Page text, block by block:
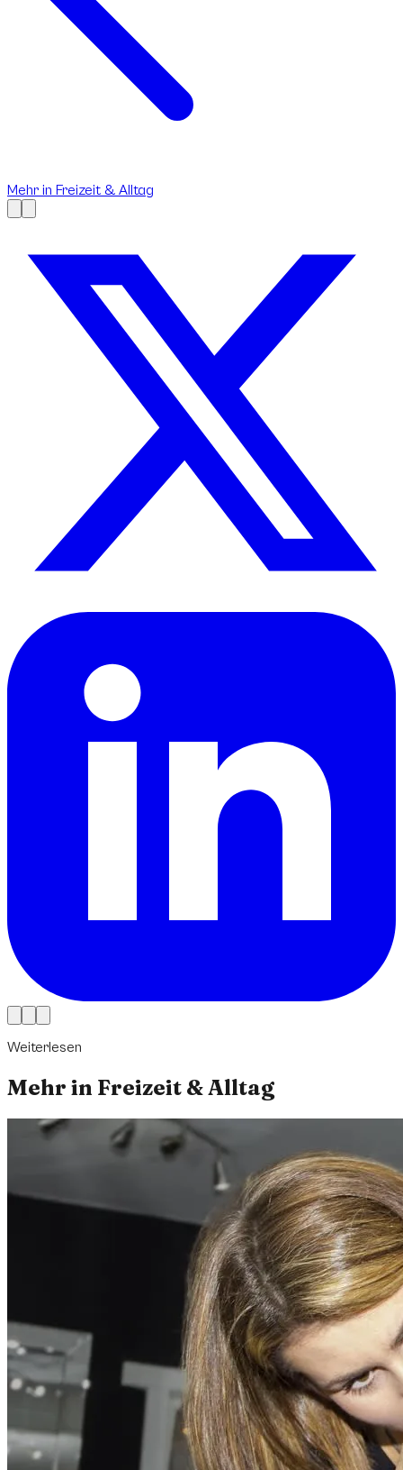
Mehr in Freizeit & Alltag
Weiterlesen
Mehr in Freizeit & Alltag